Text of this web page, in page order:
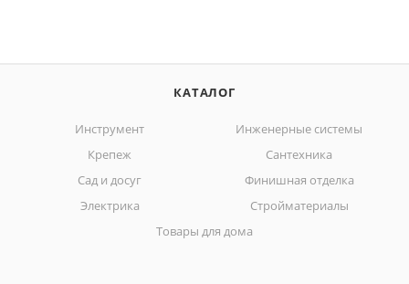
КАТАЛОГ
Инструмент
Инженерные системы
Крепеж
Сантехника
Сад и досуг
Финишная отделка
Электрика
Стройматериалы
Товары для дома